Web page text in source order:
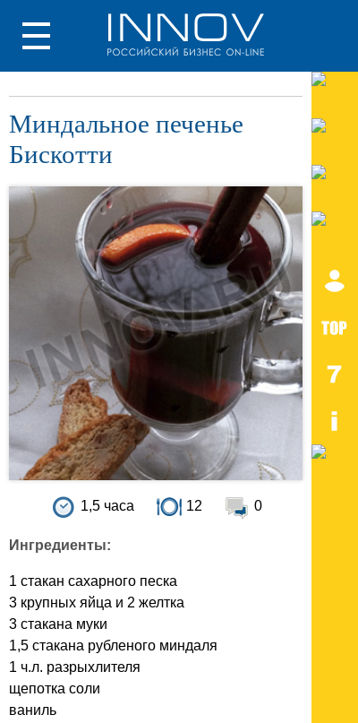
Миндальное печенье
Бискотти
1,5 часа 12 0
Ингредиенты:
1 стакан сахарного песка
3 крупных яйца и 2 желтка
3 стакана муки
1,5 стакана рубленого миндаля
1 ч.л. разрыхлителя
щепотка соли
ваниль